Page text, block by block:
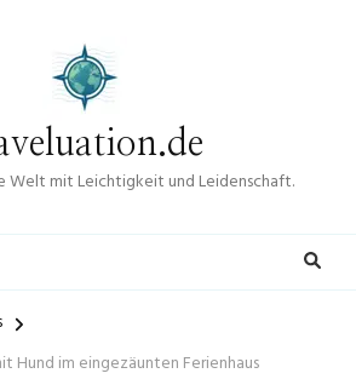
Welt mit Leichtigkeit und Leidenschaft.
Hund im eingezäunten Ferienhaus